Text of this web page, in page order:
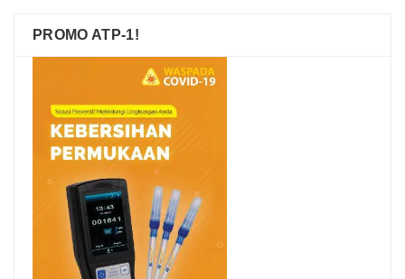
PROMO ATP-1!